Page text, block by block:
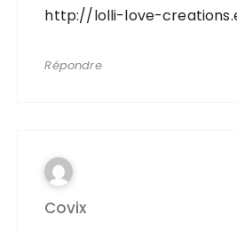
http://lolli-love-
Répondre
Covix